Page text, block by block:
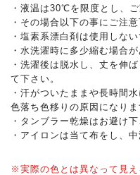
・液温は30℃を限度とし、
・その場合以下の事にご注意
・塩素系漂白剤は使用しない
・水洗濯時に多少縮む場合が
・洗濯後は脱水し、丈を伸
て下さい。
・汗がついたままや長時間
色落ち色移りの原因になりま
・タンブラー乾燥はお避け下
・アイロンは当て布をし、
※実際の色とは異なって見え